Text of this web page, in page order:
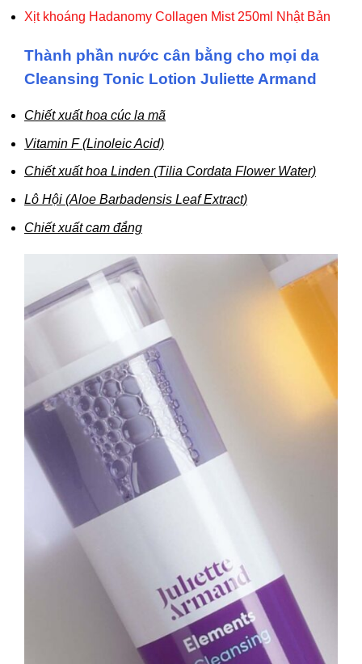
Xịt khoáng Hadanomy Collagen Mist 250ml Nhật Bản
Thành phần nước cân bằng cho mọi da
Cleansing Tonic Lotion Juliette Armand
Chiết xuất hoa cúc la mã
Vitamin F (Linoleic Acid)
Chiết xuất hoa Linden (Tilia Cordata Flower Water)
Lô Hội (Aloe Barbadensis Leaf Extract)
Chiết xuất cam đắng